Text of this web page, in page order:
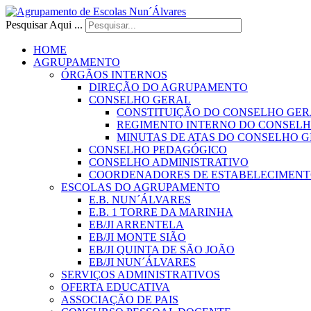
Pesquisar Aqui ...
HOME
AGRUPAMENTO
ÓRGÃOS INTERNOS
DIREÇÃO DO AGRUPAMENTO
CONSELHO GERAL
CONSTITUIÇÃO DO CONSELHO
REGIMENTO INTERNO DO
MINUTAS DE ATAS DO CONSELHO
CONSELHO PEDAGÓGICO
CONSELHO ADMINISTRATIVO
COORDENADORES DE
ESCOLAS DO AGRUPAMENTO
E.B. NUN´ÁLVARES
E.B. 1 TORRE DA MARINHA
EB/JI ARRENTELA
EB/JI MONTE SIÃO
EB/JI QUINTA DE SÃO JOÃO
EB/JI NUN´ÁLVARES
SERVIÇOS ADMINISTRATIVOS
OFERTA EDUCATIVA
ASSOCIAÇÃO DE PAIS